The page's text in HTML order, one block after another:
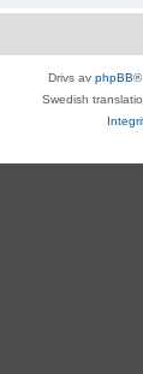
Drivs av phpBB®
Swedish